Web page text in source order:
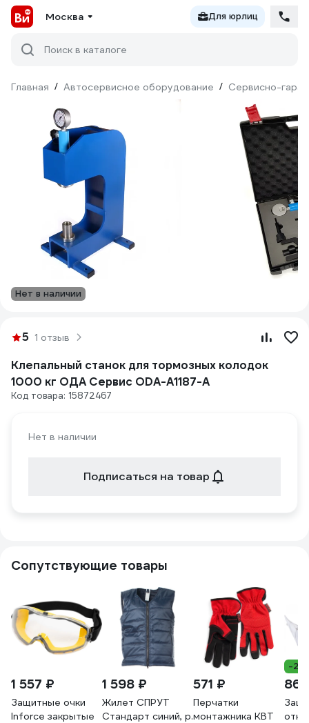
Москва Для юрлиц
Поиск в каталоге
Главная / Автосервисное оборудование / Сервисно-
Нет в наличии
5 1 отзыв
Клепальный станок для тормозных колодок
1000 кг ОДА Сервис ODA-A1187-A
Код товара: 15872467
Нет в наличии
Подписаться на товар
Сопутствующие товары
1 557 ₽
Защитные очки
Inforce закрытые
1 598 ₽
Жилет СПРУТ
Стандарт синий, р.
571 ₽
Перчатки
монтажника КВТ
-
86